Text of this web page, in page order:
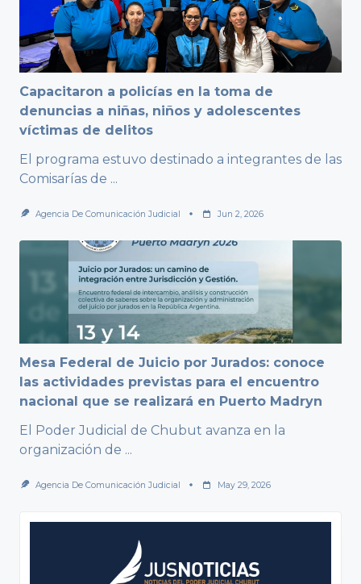
Capacitaron a policías en la toma de
denuncias a niñas, niños y adolescentes
víctimas de delitos
El programa estuvo destinado a integrantes de las
Comisarías de ...
Agencia De Comunicación Judicial Jun 2, 2026
Mesa Federal de Juicio por Jurados: conoce
las actividades previstas para el encuentro
nacional que se realizará en Puerto Madryn
El Poder Judicial de Chubut avanza en la
organización de ...
Agencia De Comunicación Judicial May 29, 2026